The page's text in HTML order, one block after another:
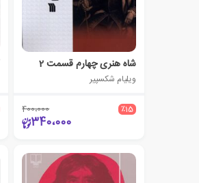
شاه‌ هنری‌ چهارم‌ قسمت 2
ویلیام شکسپیر
٪15 400،000
340،000